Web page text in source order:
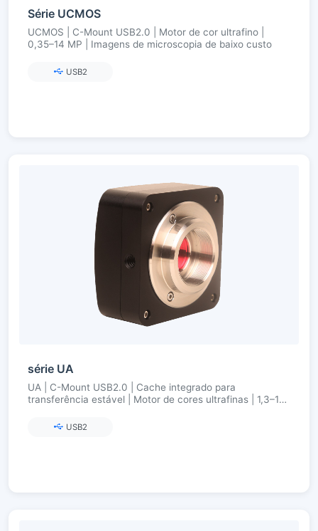
Série UCMOS
UCMOS | C-Mount USB2.0 | Motor de cor ultrafino |
0,35–14 MP | Imagens de microscopia de baixo custo
USB2
série UA
UA | C-Mount USB2.0 | Cache integrado para
transferência estável | Motor de cores ultrafinas | 1,3–16
USB2